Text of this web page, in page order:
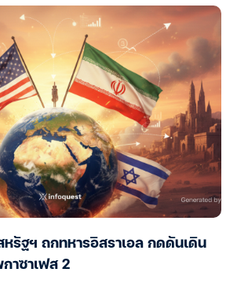
หรัฐฯ ถกทหารอิสราเอล กดดันเดิน
าซาเฟส 2